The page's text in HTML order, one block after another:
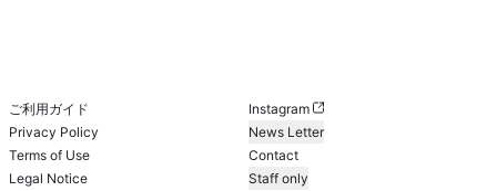
ご利用ガイド
Privacy Policy
Terms of Use
Legal Notice
Instagram
News Letter
Contact
Staff only